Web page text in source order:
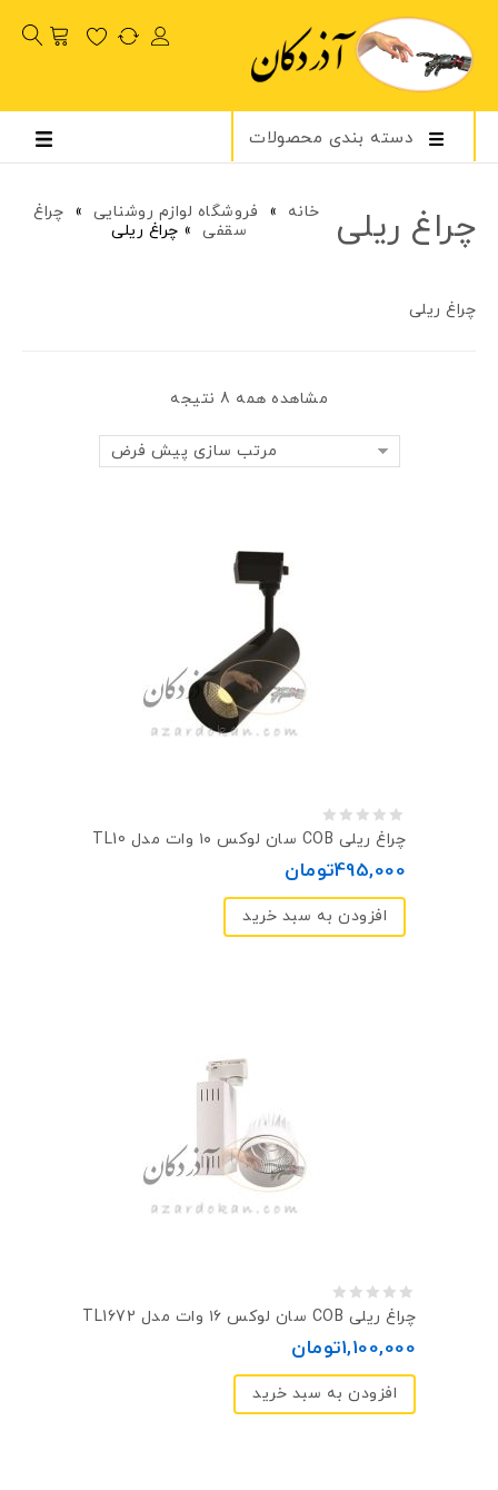
دسته بندی محصولات
چراغ ریلی خانه » فروشگاه لوازم روشنایی » چراغ
سقفی » چراغ ریلی
چراغ ریلی
مشاهده همه 8 نتیجه
مرتب سازی پیش فرض
0
چراغ ریلی COB سان لوکس ۱۰ وات مدل TL10
495,000تومان
افزودن به سبد خرید
0
چراغ ریلی COB سان لوکس ۱۶ وات مدل TL1672
1,100,000تومان
افزودن به سبد خرید